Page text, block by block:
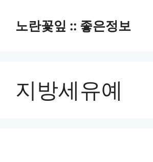
노란꽃잎 :: 좋은정보
지방세유예